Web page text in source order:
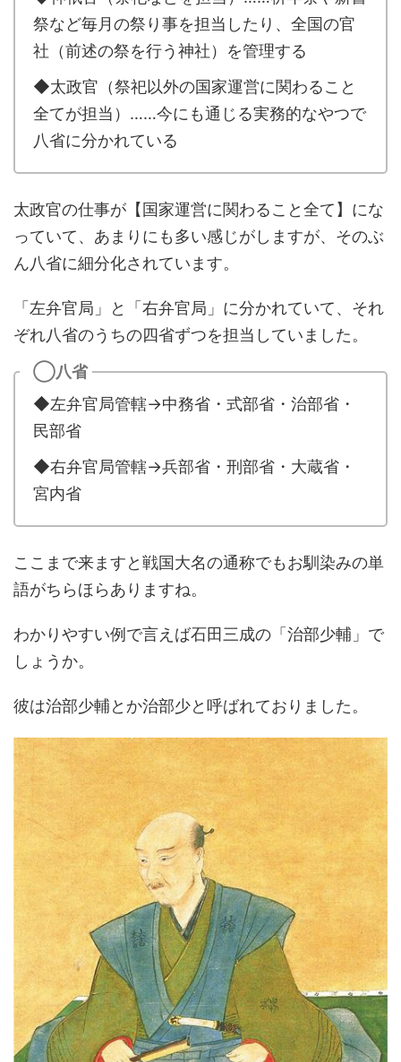
祭など毎月の祭り事を担当したり、全国の官
社（前述の祭を行う神社）を管理する
◆太政官（祭祀以外の国家運営に関わること
全てが担当）……今にも通じる実務的なやつで
八省に分かれている
太政官の仕事が【国家運営に関わること全て】にな
っていて、あまりにも多い感じがしますが、そのぶ
ん八省に細分化されています。
「左弁官局」と「右弁官局」に分かれていて、それ
ぞれ八省のうちの四省ずつを担当していました。
◯八省
◆左弁官局管轄→中務省・式部省・治部省・
民部省
◆右弁官局管轄→兵部省・刑部省・大蔵省・
宮内省
ここまで来ますと戦国大名の通称でもお馴染みの単
語がちらほらありますね。
わかりやすい例で言えば石田三成の「治部少輔」で
しょうか。
彼は治部少輔とか治部少と呼ばれておりました。